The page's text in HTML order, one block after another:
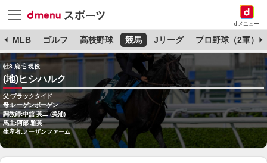
dメニュー
MLB ゴルフ 高校野球 競馬 Jリーグ プロ野球（2軍）
牡8 鹿毛 現役
(地)ヒシハルク
父:ブラックタイド
母:レーゲンボーゲン
調教師:中舘 英二 (美浦)
馬主:阿部 雅英
生産者:ノーザンファーム